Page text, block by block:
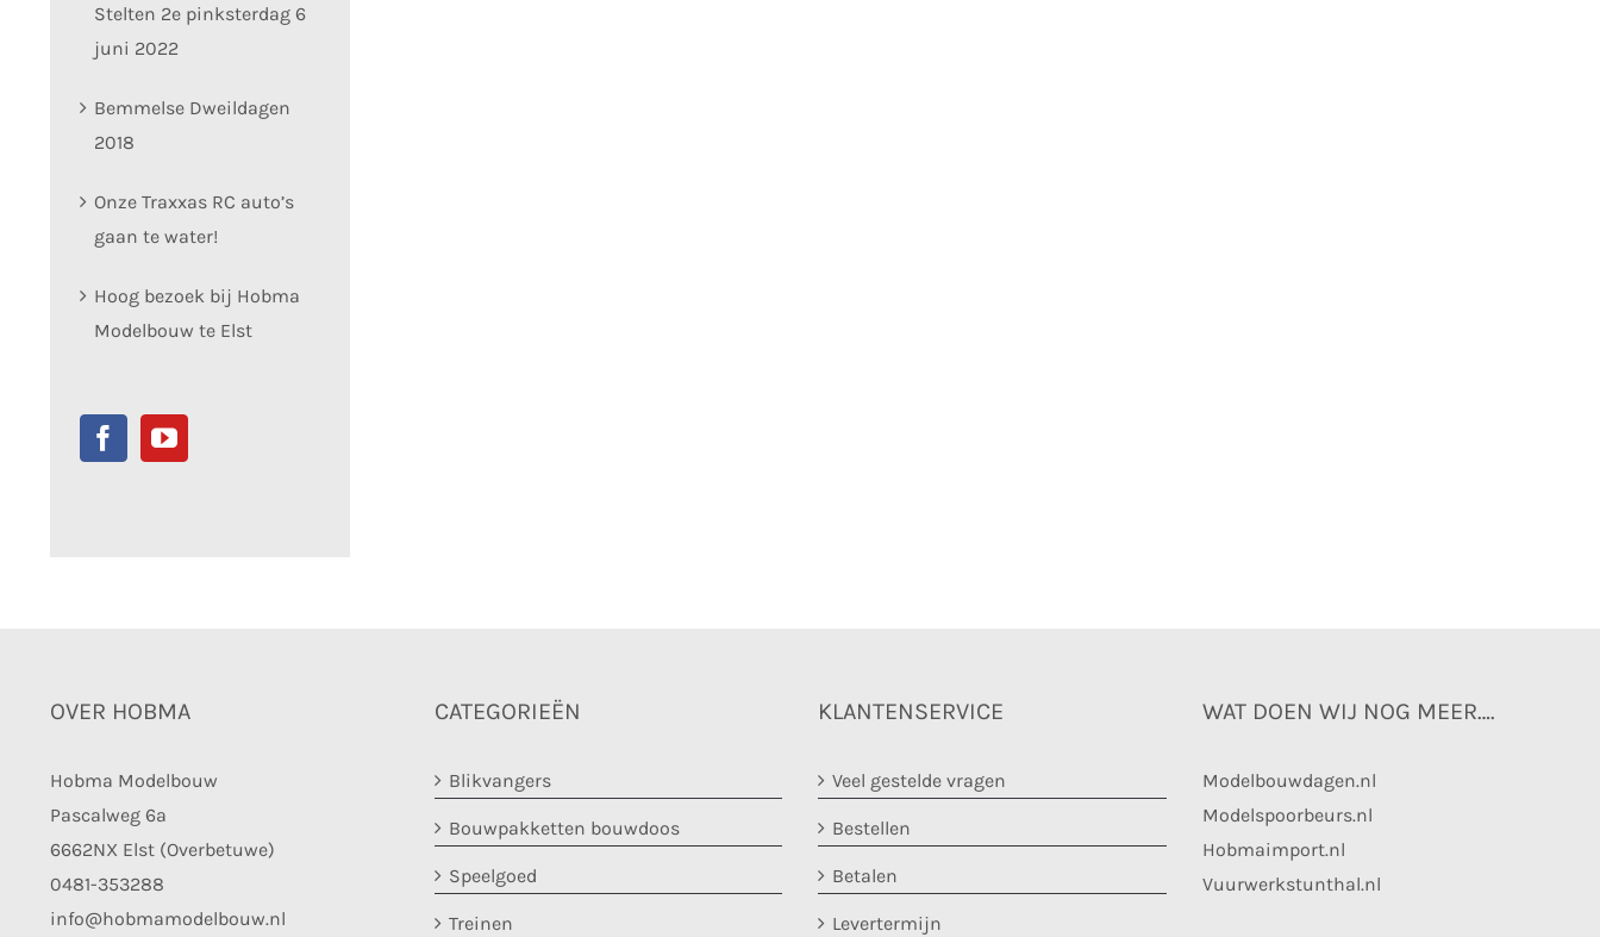
Stelten 2e pinksterdag 6
juni 2022
Bemmelse Dweildagen
2018
Onze Traxxas RC auto’s
gaan te water!
Hoog bezoek bij Hobma
Modelbouw te Elst
OVER HOBMA
Hobma Modelbouw
Pascalweg 6a
6662NX Elst (Overbetuwe)
0481-353288
info@hobmamodelbouw.nl
CATEGORIEËN
Blikvangers
Bouwpakketten bouwdoos
Speelgoed
Treinen
KLANTENSERVICE
Veel gestelde vragen
Bestellen
Betalen
Levertermijn
WAT DOEN WIJ NOG MEER….
Modelbouwdagen.nl
Modelspoorbeurs.nl
Hobmaimport.nl
Vuurwerkstunthal.nl